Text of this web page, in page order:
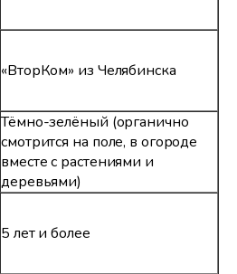
«ВторКом» из Челябинска
Тёмно-зелёный (органично
смотрится на поле, в огороде
вместе с растениями и
деревьями)
5 лет и более